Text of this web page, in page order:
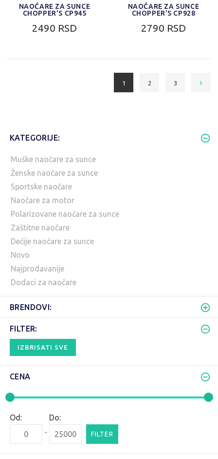
NAOČARE ZA SUNCE
CHOPPER'S CP945
2490 RSD
NAOČARE ZA SUNCE
CHOPPER'S CP928
2790 RSD
1 2 3
KATEGORIJE:
Muške naočare za sunce
Ženske naočare za sunce
Sportske naočare
Naočare za motor
Polarizovane naočare za sunce
Zaštitne naočare
Dečije naočare za sunce
Novo
Najprodavanije
Dodaci za naočare
BRENDOVI:
FILTER:
IZBRISATI SVE
CENA
Od:
-
Do:
FILTER